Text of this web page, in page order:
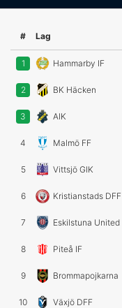
# Lag
1 Hammarby IF
2 BK Häcken
3 AIK
4 Malmö FF
5 Vittsjö GIK
6 Kristianstads DFF
7 Eskilstuna United
8 Piteå IF
9 Brommapojkarna
10 Växjö DFF